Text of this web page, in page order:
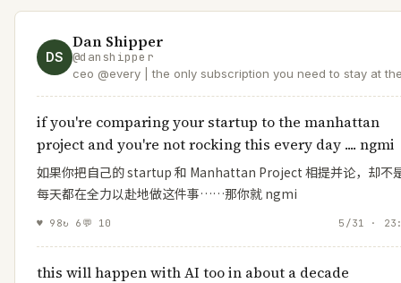
DS
Dan Shipper
@danshipper
ceo @every | the only subscription you need to stay at
if you're comparing your startup to the manhattan
project and you're not rocking this every day .... ngmi
如果你把自己的 startup 和 Manhattan Project 相提并论，却不
每天都在全力以赴地做这件事……那你就 ngmi
♥ 98↻ 6 💬 10 5/31 ·
this will happen with AI too in about a decade